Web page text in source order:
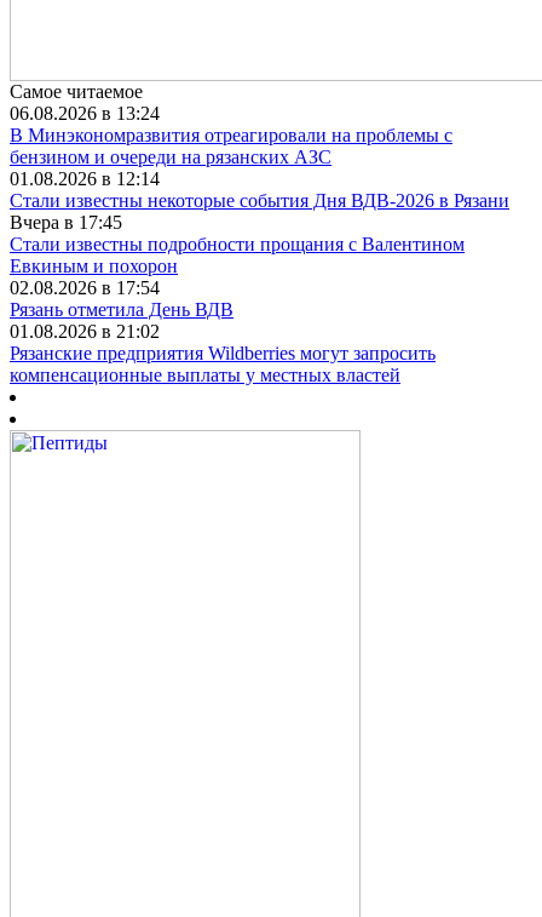
Самое читаемое
06.08.2026 в 13:24
В Минэкономразвития отреагировали на проблемы с
бензином и очереди на рязанских АЗС
01.08.2026 в 12:14
Стали известны некоторые события Дня ВДВ-2026 в Рязани
Вчера в 17:45
Стали известны подробности прощания с Валентином
Евкиным и похорон
02.08.2026 в 17:54
Рязань отметила День ВДВ
01.08.2026 в 21:02
Рязанские предприятия Wildberries могут запросить
компенсационные выплаты у местных властей